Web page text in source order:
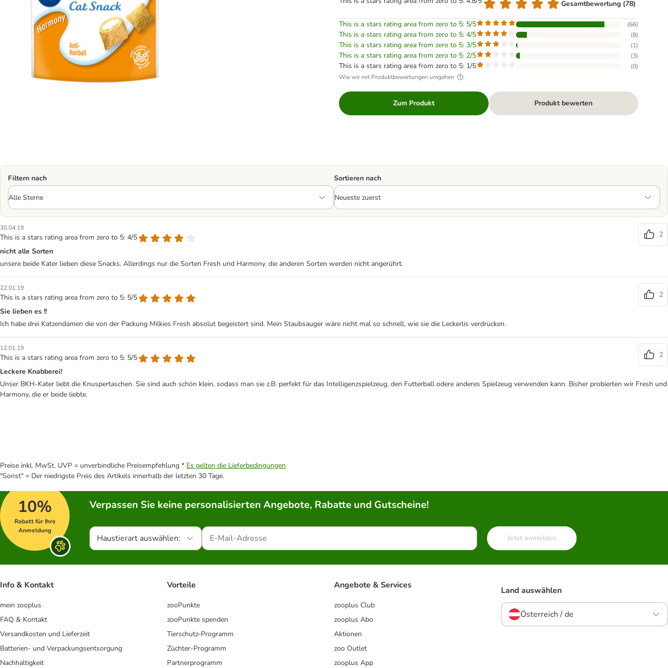
Gesamtbewertung (78)
This is a stars rating area from zero to 5: 5/5 (66)
This is a stars rating area from zero to 5: 4/5 (8)
This is a stars rating area from zero to 5: 3/5 (1)
This is a stars rating area from zero to 5: 2/5 (3)
This is a stars rating area from zero to 5: 1/5 (0)
Wie wir mit Produktbewertungen umgehen
Zum Produkt Produkt bewerten
Filtern nach Sortieren nach
30.04.19
This is a stars rating area from zero to 5: 4/5
2
nicht alle Sorten
unsere beide Kater lieben diese Snacks. Allerdings nur die Sorten Fresh und Harmony. die anderen Sorten werden nicht angerührt.
22.01.19
This is a stars rating area from zero to 5: 5/5
2
Sie lieben es !!
Ich habe drei Katzendamen die von der Packung Milkies Fresh absolut begeistert sind. Mein Staubsauger wäre nicht mal so schnell, wie sie die Leckerlis verdrücken.
12.01.19
This is a stars rating area from zero to 5: 5/5
2
Leckere Knabberei!
Unser BKH-Kater liebt die Knuspertaschen. Sie sind auch schön klein, sodass man sie z.B. perfekt für das Intelligenzspielzeug, den Futterball odere anderes Spielzeug verwenden kann. Bisher probierten wir Fresh und
Harmony, die er beide liebte.
Preise inkl. MwSt. UVP = unverbindliche Preisempfehlung * Es gelten die Lieferbedingungen
"Sonst" = Der niedrigste Preis des Artikels innerhalb der letzten 30 Tage.
10%
Rabatt für Ihre
Anmeldung
Verpassen Sie keine personalisierten Angebote, Rabatte und Gutscheine!
Haustierart auswählen: Jetzt anmelden
Info & Kontakt
mein zooplus
FAQ & Kontakt
Versandkosten und Lieferzeit
Batterien- und Verpackungsentsorgung
Nachhaltigkeit
Vorteile
zooPunkte
zooPunkte spenden
Tierschutz-Programm
Züchter-Programm
Partnerprogramm
Angebote & Services
zooplus Club
zooplus Abo
Aktionen
zoo Outlet
zooplus App
Land auswählen
Österreich / de